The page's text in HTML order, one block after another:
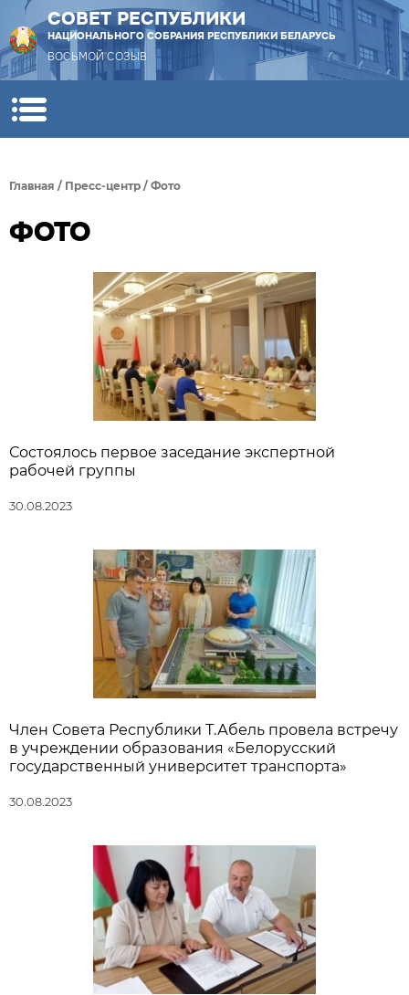
СОВЕТ РЕСПУБЛИКИ
НАЦИОНАЛЬНОГО СОБРАНИЯ РЕСПУБЛИКИ БЕЛАРУСЬ
ВОСЬМОЙ СОЗЫВ
Главная / Пресс-центр / Фото
ФОТО
Состоялось первое заседание экспертной
рабочей группы
30.08.2023
Член Совета Республики Т.Абель провела встречу
в учреждении образования «Белорусский
государственный университет транспорта»
30.08.2023